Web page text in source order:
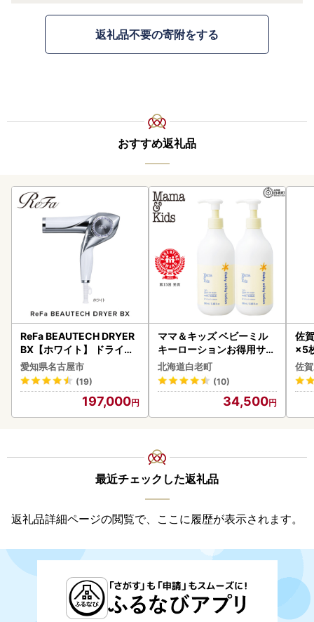
返礼品不要の寄附をする
おすすめ返礼品
ReFa BEAUTECH DRYER
BX【ホワイト】 ドライヤ
ー 美容 家電 ドライヤー リ
ファ
愛知県名古屋市
(19)
197,000
ママ＆キッズ ベビーミル
キーローションお得用サイ
ズ 380ml 2本セット CH21
0
北海道白老町
(10)
34,500
佐
×5
佐
最近チェックした返礼品
返礼品詳細ページの閲覧で、ここに履歴が表示されます。